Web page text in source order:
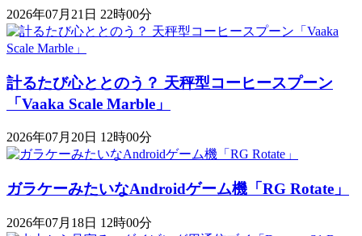
2026年07月21日 22時00分
計るたび心ととのう？ 天秤型コーヒースプーン
「Vaaka Scale Marble」
2026年07月20日 12時00分
ガラケーみたいなAndroidゲーム機「RG Rotate」
2026年07月18日 12時00分